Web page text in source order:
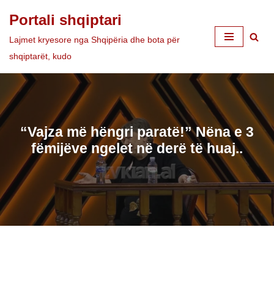
Skip
to
Portali shqiptari
Lajmet kryesore nga Shqipëria dhe bota për
shqiptarët, kudo
“Vajza më hëngri paratë!” Nëna e 3
fëmijëve ngelet në derë të huaj..